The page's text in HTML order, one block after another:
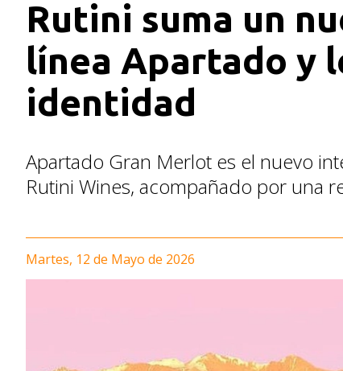
Rutini suma un
línea Apartado y
identidad
Apartado Gran Merlot es el nuevo
Rutini Wines, acompañado por una
Martes, 12 de Mayo de 2026